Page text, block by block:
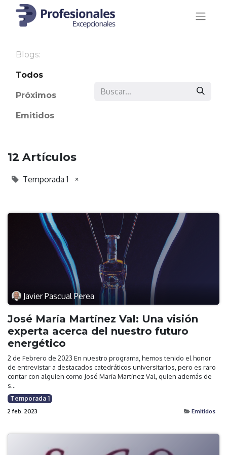
Blogs:
Todos
Próximos
Emitidos
12 Artículos
Temporada 1 ×
Javier Pascual Perea
José María Martínez Val: Una visión
experta acerca del nuestro futuro
energético
2 de Febrero de 2023 En nuestro programa, hemos tenido el honor
de entrevistar a destacados catedráticos universitarios, pero es raro
contar con alguien como José María Martínez Val, quien además de
s...
Temporada 1
2 feb. 2023
Emitidos